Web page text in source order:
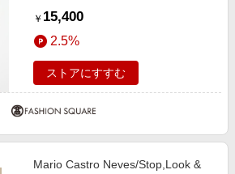
ス オールシーズン CL/クレイグレ
ー L
￥ 15,400
2.5%
ストアにすすむ
Mario Castro Neves/Stop,Look &